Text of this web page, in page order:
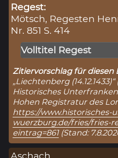
Regest:
Mötsch, Regesten
Nr. 851 S. 414
Volltitel Regest
Zitiervorschlag für diesen
„Liechtenberg
Historisches
Hohen Registratur des
https://www.historisches-
wuerzburg.de/fries/fries-
eintrag=861(Stand:
Aschach